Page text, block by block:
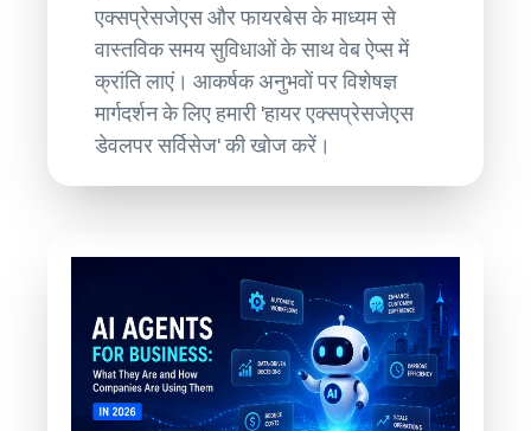
एक्सप्रेसजेएस और फायरबेस के माध्यम से
वास्तविक समय सुविधाओं के साथ वेब ऐप्स में
क्रांति लाएं। आकर्षक अनुभवों पर विशेषज्ञ
मार्गदर्शन के लिए हमारी 'हायर एक्सप्रेसजेएस
डेवलपर सर्विसेज' की खोज करें।